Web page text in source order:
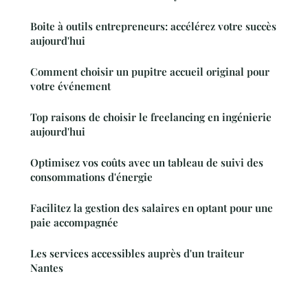
Boite à outils entrepreneurs: accélérez votre succès
aujourd'hui
Comment choisir un pupitre accueil original pour
votre événement
Top raisons de choisir le freelancing en ingénierie
aujourd'hui
Optimisez vos coûts avec un tableau de suivi des
consommations d'énergie
Facilitez la gestion des salaires en optant pour une
paie accompagnée
Les services accessibles auprès d'un traiteur
Nantes